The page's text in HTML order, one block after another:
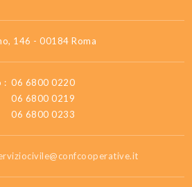
146 - 00184 Roma
: 06 6800 0220
06 6800 0219
06 6800 0233